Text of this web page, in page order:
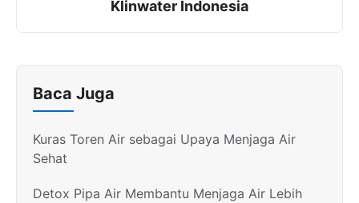
Klinwater Indonesia
Baca Juga
Kuras Toren Air sebagai Upaya Menjaga Air
Sehat
Detox Pipa Air Membantu Menjaga Air Lebih